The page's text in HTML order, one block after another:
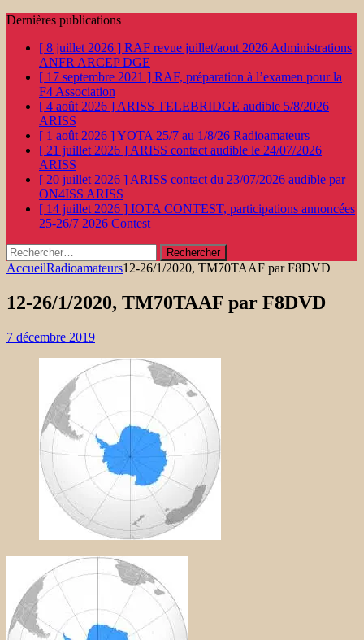
Dernières publications
[ 8 juillet 2026 ] RAF revue juillet/aout 2026 Administrations
ANFR ARCEP DGE
[ 17 septembre 2021 ] RAF, préparation à l’examen pour la
F4 Association
[ 4 août 2026 ] ARISS TELEBRIDGE audible 5/8/2026
ARISS
[ 1 août 2026 ]YOTA 25/7 au 1/8/26 Radioamateurs
[ 21 juillet 2026 ] ARISS contact audible le 24/07/2026
ARISS
[ 20 juillet 2026 ] ARISS contact du 23/07/2026 audible par
ON4ISS ARISS
[ 14 juillet 2026 ] IOTA CONTEST, participations annoncées
25-26/7 2026 Contest
Rechercher :
AccueilRadioamateurs12-26/1/2020, TM70TAAF par F8DVD
12-26/1/2020, TM70TAAF par F8DVD
7 décembre 2019